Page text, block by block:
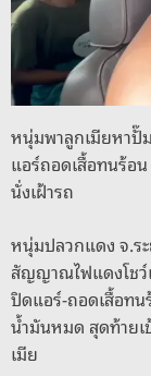
o
k
หนุ่มพาลูกเมียหาปั๊
แอร์ถอดเสื้อทนร้อ
นั่งเฝ้ารถ
หนุ่มปลวกแดง จ.ร
สัญญาณไฟแดงโชว์
ปิดแอร์-ถอดเสื้อทน
น้ำมันหมด สุดท้ายเ
เมีย